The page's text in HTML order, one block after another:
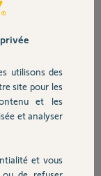
temps pouvez-
pour les fêtes.
utilisons des
site pour les
et les
et analyser
et vous